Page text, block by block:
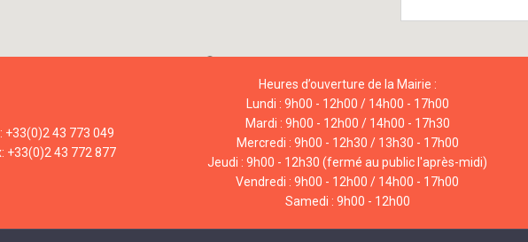
+33(0)2 43 773 049
+33(0)2 43 772 877
Heures d’ouverture de la Mairie :
Lundi : 9h00 - 12h00 / 14h00 - 17h00
Mardi : 9h00 - 12h00 / 14h00 - 17h30
Mercredi : 9h00 - 12h30 / 13h30 - 17h00
Jeudi : 9h00 - 12h30 (fermé au public l'après-midi)
Vendredi : 9h00 - 12h00 / 14h00 - 17h00
Samedi : 9h00 - 12h00